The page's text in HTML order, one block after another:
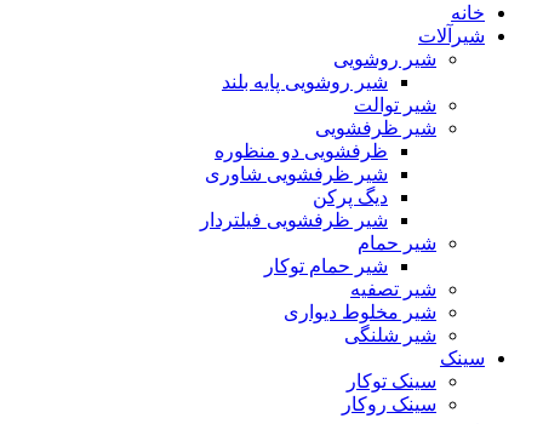
خانه
شیرآلات
شیر روشویی
شیر روشویی پایه بلند
شیر توالت
شیر ظرفشویی
ظرفشویی دو منظوره
شیر ظرفشویی شاوری
دیگ پرکن
شیر ظرفشویی فیلتردار
شیر حمام
شیر حمام توکار
شیر تصفیه
شیر مخلوط دیواری
شیر شلنگی
سینک
سینک توکار
سینک روکار